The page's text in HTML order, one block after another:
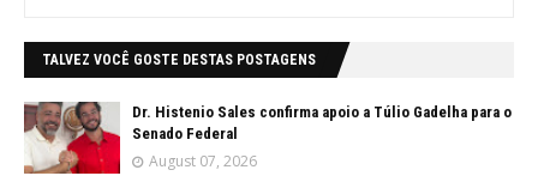
TALVEZ VOCÊ GOSTE DESTAS POSTAGENS
Dr. Histenio Sales confirma apoio a Túlio Gadelha para o
Senado Federal
August 07, 2026